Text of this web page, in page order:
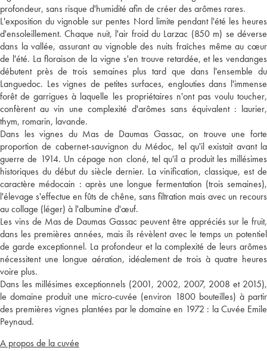
profondeur, sans risque d'humidité afin de créer des arômes rares.
L'exposition du vignoble sur pentes Nord limite pendant l'été les heures
d'ensoleillement. Chaque nuit, l'air froid du Larzac (850 m) se déverse
dans la vallée, assurant au vignoble des nuits fraîches même au cœur
de l'été. La floraison de la vigne s'en trouve retardée, et les vendanges
débutent près de trois semaines plus tard que dans l'ensemble du
Languedoc. Les vignes de petites surfaces, englouties dans l'immense
forêt de garrigues à laquelle les propriétaires n'ont pas voulu toucher,
confèrent au vin une complexité d'arômes sans équivalent : laurier,
thym, romarin, lavande.
Dans les vignes du Mas de Daumas Gassac, on trouve une forte
proportion de cabernet-sauvignon du Médoc, tel qu'il existait avant la
guerre de 1914. Un cépage non cloné, tel qu'il a produit les millésimes
historiques du début du siècle dernier. La vinification, classique, est de
caractère médocain : après une longue fermentation (trois semaines),
l'élevage s'effectue en fûts de chêne, sans filtration mais avec un recours
au collage (léger) à l'albumine d'œuf.
Les vins de Mas de Daumas Gassac peuvent être appréciés sur le fruit,
dans les premières années, mais ils révèlent avec le temps un potentiel
de garde exceptionnel. La profondeur et la complexité de leurs arômes
nécessitent une longue aération, idéalement de trois à quatre heures
voire plus.
Dans les millésimes exceptionnels (2001, 2002, 2007, 2008 et 2015),
le domaine produit une micro-cuvée (environ 1800 bouteilles) à partir
des premières vignes plantées par le domaine en 1972 : la Cuvée Emile
Peynaud.
A propos de la cuvée